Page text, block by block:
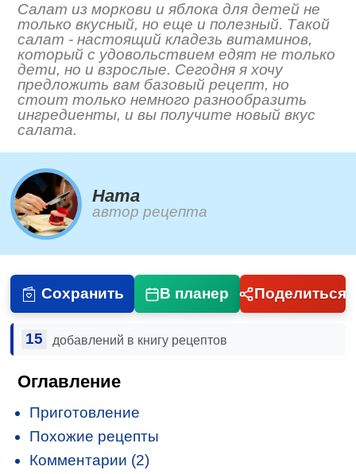
Салат из моркови и яблока для детей не
только вкусный, но еще и полезный. Такой
салат - настоящий кладезь витаминов,
который с удовольствием едят не только
дети, но и взрослые. Сегодня я хочу
предложить вам базовый рецепт, но
стоит только немного разнообразить
ингредиенты, и вы получите новый вкус
салата.
Ната
автор рецепта
Сохранить В планер Поделиться
15 добавлений в книгу рецептов
Оглавление
Приготовление
Похожие рецепты
Комментарии (2)